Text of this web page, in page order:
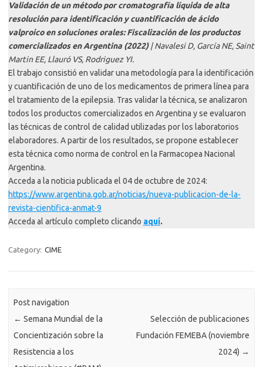
Validación de un método por cromatografía líquida de alta
resolución para identificación y cuantificación de ácido
valproico en soluciones orales: Fiscalización de los productos
comercializados en Argentina (2022)| Navalesi D, García NE, Saint
Martin EE, Llauró VS, Rodriguez YI.
El trabajo consistió en validar una metodología para la identificación
y cuantificación de uno de los medicamentos de primera línea para
el tratamiento de la epilepsia. Tras validar la técnica, se analizaron
todos los productos comercializados en Argentina y se evaluaron
las técnicas de control de calidad utilizadas por los laboratorios
elaboradores. A partir de los resultados, se propone establecer
esta técnica como norma de control en la Farmacopea Nacional
Argentina.
Acceda a la noticia publicada el 04 de octubre de 2024:
https://www.argentina.gob.ar/noticias/nueva-publicacion-de-la-
revista-cientifica-anmat-9
Acceda al artículo completo clicando aquí.
Category: CIME
Post navigation
← Semana Mundial de la
Concientización sobre la
Resistencia a los
Selección de publicaciones
Fundación FEMEBA (noviembre
2024) →